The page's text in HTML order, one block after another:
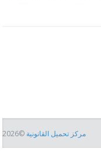
مركز تحميل القانونية ©2026